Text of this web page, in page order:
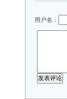
用户名：